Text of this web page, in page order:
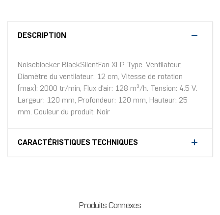
DESCRIPTION
Noiseblocker BlackSilentFan XLP. Type: Ventilateur,
Diamètre du ventilateur: 12 cm, Vitesse de rotation
(max): 2000 tr/min, Flux d'air: 128 m³/h. Tension: 4.5 V.
Largeur: 120 mm, Profondeur: 120 mm, Hauteur: 25
mm. Couleur du produit: Noir
CARACTÉRISTIQUES TECHNIQUES
Produits Connexes